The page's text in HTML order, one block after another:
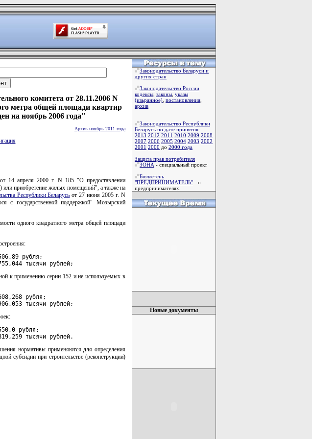
комитета от 28.11.2006 N
метра общей площади квартир
на ноябрь 2006 года"
Архив ноябрь 2011 года
от 14 апреля 2000 г. N 185 "О предоставлении
или приобретение жилых помещений", а также на
Республики Беларусь от 27 июня 2005 г. N
с государственной поддержкой" Мозырский
одного квадратного метра общей площади
рубля;
тысячи рублей;
к применению серии 152 и не используемых в
рубля;
тысячи рублей;
рубля;
тысячи рублей.
нормативы применяются для определения
субсидии при строительстве (реконструкции)
Законодательство Беларуси и
других стран
Законодательство России
кодексы законы указы
(изьранное) постановления
архив
Законодательство Республики
Беларусь по дате принятия:
2013 2012 2011 2010 2009 2008
2007 2006 2005 2004 2003 2002
2001 2000 до 2000 года
Защита прав потребителя
ЗОНА - специальный проект
Бюллетень
"ПРЕДПРИНИМАТЕЛЬ" - о
предпринимателях.
Новые документы